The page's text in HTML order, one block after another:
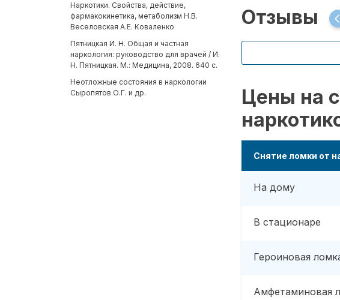
Наркотики. Свойства, действие,
фармакокинетика, метаболизм Н.В.
Веселовская А.Е. Коваленко
Пятницкая И. Н. Общая и частная
наркология: руководство для врачей / И.
Н. Пятницкая. М.: Медицина, 2008. 640 с.
Неотложные состояния в наркологии
Сыропятов О.Г. и др.
Отзывы
Цены на
Снятие ломки от
На дому
В стационаре
Героиновая
Амфетаминовая